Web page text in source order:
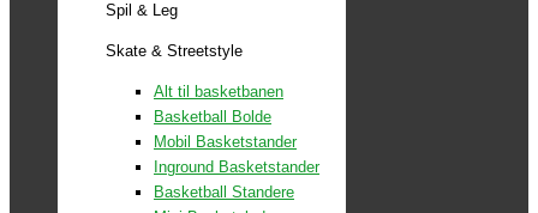
Spil & Leg
Skate & Streetstyle
Alt til basketbanen
Basketball Bolde
Mobil Basketstander
Inground Basketstander
Basketball Standere